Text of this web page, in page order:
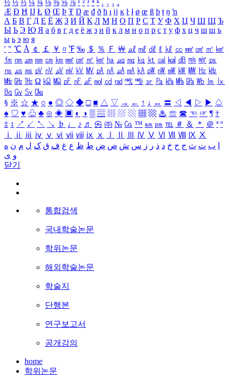
½ ⅓ ⅔ ¼ ¾ ⅛ ⅜ ⅝ ⅞ ¹ ² ³ ⁴ ⁿ ₁ ₂ ₃ ₄
Æ Ð Ħ Ĳ Ł Ø Œ Þ Ŧ Ŋ æ đ ð ħ ı ĳ ĸ ŀ ł ø œ ß þ ŧ ŋ ŉ
А Б В Г Д Е Ё Ж З И Й К Л М Н О П Р С Т У Ф Х Ц Ч Ш Щ Ъ
Ы Ь Э Ю Я а б в г д е ё ж з и й к л м н о п р с т у ф х ц ч ш щ ъ
ы ь э ю я
′ ″ ℃ Å ￠ ￡ ￥ ¤ ℉ ‰ ＄ ％ Ｆ ￦ ㎕ ㎖ ㎗ ℓ ㎘ ㏄ ㎣ ㎤ ㎥ ㎦
㎙ ㎚ ㎛ ㎜ ㎝ ㎞ ㎟ ㎠ ㎡ ㎢ ㏊ ㎍ ㎎ ㎏ ㏏ ㎈ ㎉ ㏈ ㎧ ㎨ ㎰
㎱ ㎲ ㎳ ㎴ ㎵ ㎶ ㎷ ㎸ ㎹ ㎀ ㎁ ㎂ ㎃ ㎄ ㎺ ㎻ ㎽ ㎾ ㎿ ㎐ ㎑
㎒ ㎓ ㎔ Ω ㏀ ㏁ ㎊ ㎋ ㎌ ㏖ ㏅ ㎭ ㎮ ㎯ ㏛ ㎩ ㎪ ㎫ ㎬ ㏝ ㏐
㏓
㏃ ㏉ ㏜ ㏆
§ ※ ☆ ★ ○ ● ◎ ◇ ◆ □ ■ △ ▽ → ← ↑ ↓ ↔ 〓 ◁ ◀ ▷ ▶ ♤
♠ ♡ ♥ ♧ ♣ ⊙ ◈ ▣ ◐ ◑ ▒ ▤ ▨ ▧ ▦ ▩ ♨ ☏ ☎ ☜ ☞ ¶ †
‡ ↕ ↗ ↙ ↖ ↘ ♭ ♩ ♪ ♬ ㉿ ㈜ № ㏇ ™ ㏂ ㏘ ℡ ＃ ＆ ＊ ＠ ª º
ⅰ
ⅱ ⅲ ⅳ ⅴ ⅵ ⅶ ⅷ ⅸ ⅹ Ⅳ Ⅴ Ⅵ Ⅶ Ⅷ Ⅸ Ⅹ
ب ت ث ج ح خ د ذ ر ز س ش ص ض ط ظ ع غ ف ق ک ل م ن ه
و ی
닫기
통합검색
국내학술논문
학위논문
해외학술논문
학술지
단행본
연구보고서
공개강의
home
학위논문